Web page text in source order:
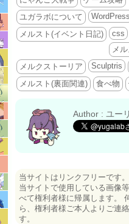
ユガラボについて
WordPress
メルスト(イベント日記)
css
メ
メルクストーリア
Sculptris
メルスト(裏面関連)
食べ物
Author : ユーリ
当サイトはリンクフリーです。
当サイトで使用している画像
べて権利者様に帰属します。
ら、権利者様ご本人よりご連
す。